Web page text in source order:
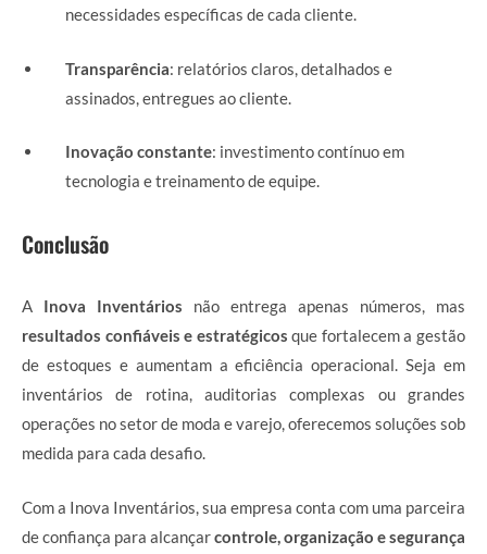
necessidades específicas de cada cliente.
Transparência: relatórios claros, detalhados e
assinados, entregues ao cliente.
Inovação constante: investimento contínuo em
tecnologia e treinamento de equipe.
Conclusão
A Inova Inventários não entrega apenas números, mas
resultados confiáveis e estratégicos que fortalecem a gestão
de estoques e aumentam a eficiência operacional. Seja em
inventários de rotina, auditorias complexas ou grandes
operações no setor de moda e varejo, oferecemos soluções sob
medida para cada desafio.
Com a Inova Inventários, sua empresa conta com uma parceira
de confiança para alcançarcontrole, organização e segurança